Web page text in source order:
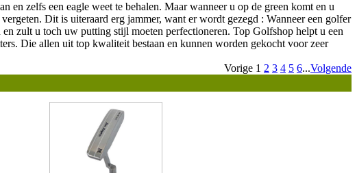
en zelfs een eagle weet te behalen. Maar wanneer u op de green komt en u
Dit is uiteraard erg jammer, want er wordt gezegd : Wanneer een golfer
zult u toch uw putting stijl moeten perfectioneren. Top Golfshop helpt u een
Die allen uit top kwaliteit bestaan en kunnen worden gekocht voor zeer
Vorige 1 2 3 4 5 6...Volgende